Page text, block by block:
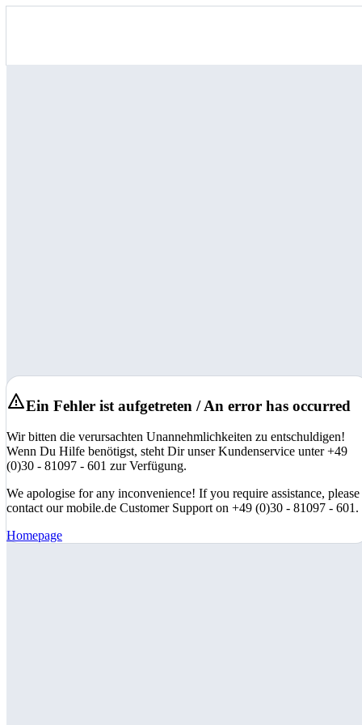
Ein Fehler ist aufgetreten / An error has occurred
Wir bitten die verursachten Unannehmlichkeiten zu entschuldigen!
Wenn Du Hilfe benötigst, steht Dir unser Kundenservice unter +49
(0)30 - 81097 - 601 zur Verfügung.
We apologise for any inconvenience! If you require assistance, please
contact our mobile.de Customer Support on +49 (0)30 - 81097 - 601.
Homepage